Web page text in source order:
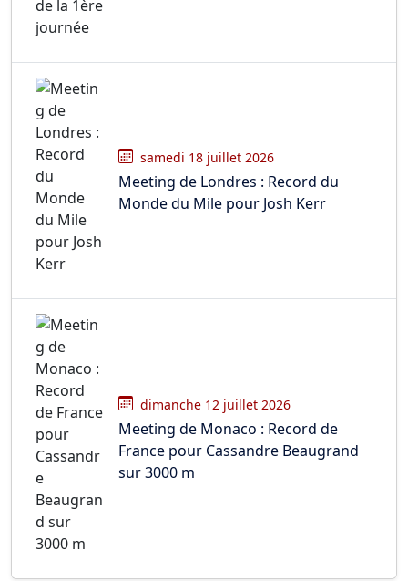
samedi 18 juillet 2026
Meeting de Londres : Record du
Monde du Mile pour Josh Kerr
dimanche 12 juillet 2026
Meeting de Monaco : Record de
France pour Cassandre Beaugrand
sur 3000 m